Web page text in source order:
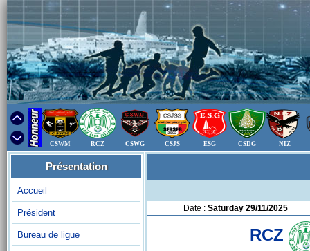
CSWM RCZ CSWG CSJS ESG CSDG NIZ
Présentation
Accueil
Président
Bureau de ligue
Date : Saturday 29/11/2025
RCZ